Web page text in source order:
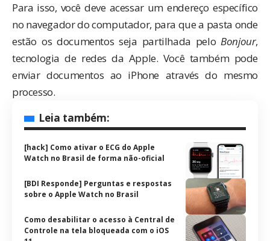
Para isso, você deve acessar um endereço específico
no navegador do computador, para que a pasta onde
estão os documentos seja partilhada peloBonjour,
tecnologia de redes da Apple. Você também pode
enviar documentos ao iPhone através do mesmo
processo.
Leia também:
[hack] Como ativar o ECG do Apple
Watch no Brasil de forma não-oficial
[BDI Responde] Perguntas e respostas
sobre o Apple Watch no Brasil
Como desabilitar o acesso à Central de
Controle na tela bloqueada com o iOS